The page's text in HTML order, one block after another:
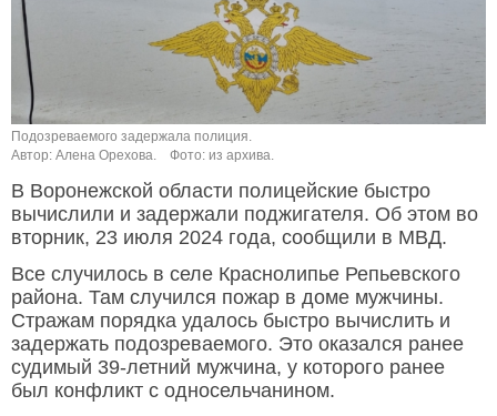
Подозреваемого задержала полиция.
Автор: Алена Орехова.
Фото: из архива.
В Воронежской области полицейские быстро
вычислили и задержали поджигателя. Об этом во
вторник, 23 июля 2024 года, сообщили в МВД.
Все случилось в селе Краснолипье Репьевского
района. Там случился пожар в доме мужчины.
Стражам порядка удалось быстро вычислить и
задержать подозреваемого. Это оказался ранее
судимый 39-летний мужчина, у которого ранее
был конфликт с односельчанином.